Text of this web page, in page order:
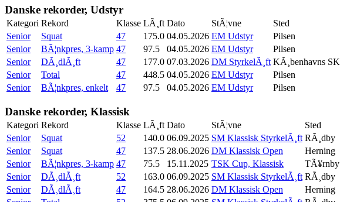
Danske rekorder, Udstyr
Kategori Rekord Klasse LÃ¸ft Dato StÃ¦vne
Sted
Senior
Squat 47 175.0 04.05.2026 EM Udstyr
Pilsen
Senior
BÃ¦nkpres, 3-kamp 47 97.5 04.05.2026 EM Udstyr
Pilsen
Senior
DÃ¸dlÃ¸ft 47 177.0 07.03.2026 DM StyrkelÃ¸ft KÃ¸benhavns SK
Senior
Total 47 448.5 04.05.2026 EM Udstyr
Pilsen
Senior
BÃ¦nkpres, enkelt 47 97.5 04.05.2026 EM Udstyr Pilsen
Danske rekorder, Klassisk
Kategori Rekord Klasse LÃ¸ft Dato StÃ¦vne
Sted
Senior
Squat 52 140.0 06.09.2025 SM Klassisk StyrkelÃ¸ft RÃ¸dby
Senior
Squat 47 137.5 28.06.2026 DM Klassisk Open
Herning
Senior
BÃ¦nkpres, 3-kamp 47 75.5 15.11.2025 TSK Cup, Klassisk
TÃ¥rnby
Senior
DÃ¸dlÃ¸ft 52 163.0 06.09.2025 SM Klassisk StyrkelÃ¸ft RÃ¸dby
Senior
DÃ¸dlÃ¸ft 47 164.5 28.06.2026 DM Klassisk Open
Herning